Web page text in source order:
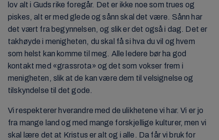
lov alt i Guds rike foregår. Det er ikke noe som trues og
piskes, alt er med glede og sånn skal det være. Sånn har
det vært fra begynnelsen, og slik er det også i dag. Det er
takhøyde i menigheten, du skal få si hva du vil og hvem
som helst kan komme til meg. Alle ledere bør ha god
kontakt med «grassrota» og det som vokser frem i
menigheten, slik at de kan være dem til velsignelse og
tilskyndelse til det gode.
Vi respekterer hverandre med de ulikhetene vi har. Vi er jo
fra mange land og med mange forskjellige kulturer, men vi
skal lære det at Kristus er alt og i alle. Da får vi bruk for